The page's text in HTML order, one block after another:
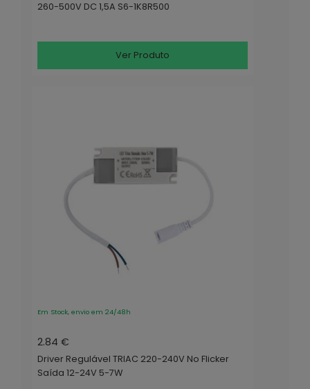
260-500V DC 1,5A S6-1K8R500
Ver Produto
Em Stock, envio em 24/48h
2.84 €
Driver Regulável TRIAC 220-240V No Flicker
Saída 12-24V 5-7W